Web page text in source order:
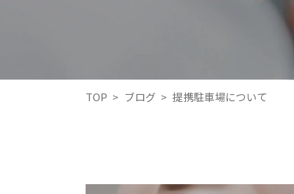
TOP > ブログ > 提携駐車場について